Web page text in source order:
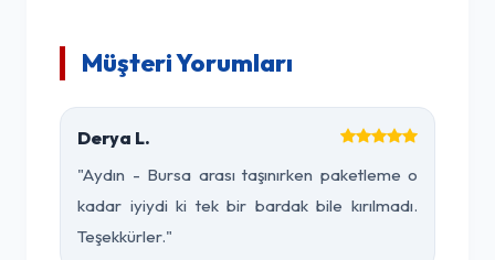
Müşteri Yorumları
Derya L.
"Aydın - Bursa arası taşınırken paketleme o
kadar iyiydi ki tek bir bardak bile kırılmadı.
Teşekkürler."